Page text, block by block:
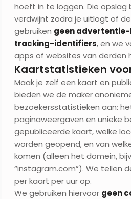
hoeft in te loggen. Die
verdwijnt zodra je uitlogt of
gebruiken geen advertentie-
tracking-identifiers, en we
apps of websites van derden
Kaartstatistieken
Maak je zelf een kaart en
bieden we de maker
bezoekersstatistieken aan:
paginaweergaven en unieke
gepubliceerde kaart, welke
worden geopend, en van
komen (alleen het domein,
“instagram.com”). We tellen
per kaart per uur op.
We gebruiken hiervoor geen